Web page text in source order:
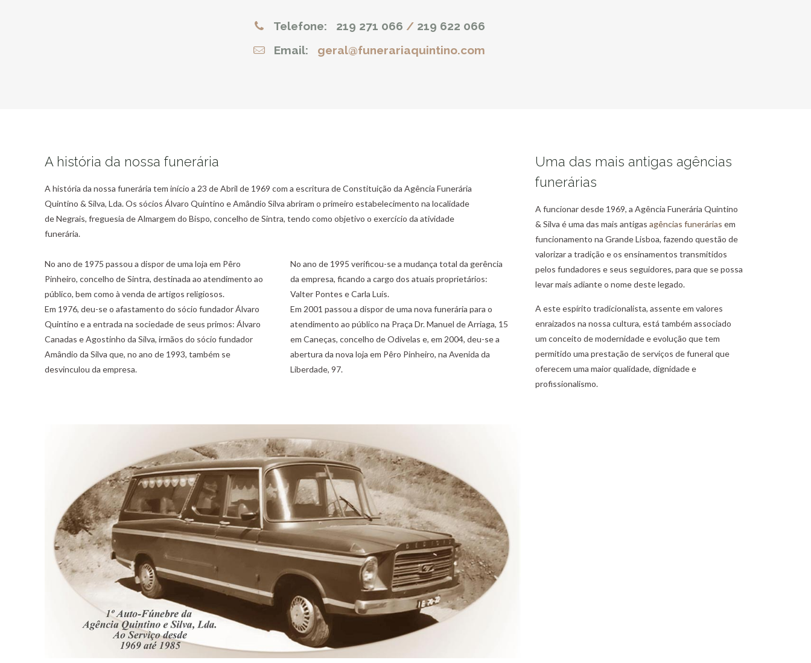
Telefone: 219 271 066 / 219 622 066
Email:
geral@funerariaquintino.com
A história da nossa funerária
A história da nossa funerária tem início a 23 de Abril de 1969 com a escritura de Constituição da Agência Funerária
Quintino & Silva, Lda. Os sócios Álvaro Quintino e Amândio Silva abriram o primeiro estabelecimento na localidade
de Negrais, freguesia de Almargem do Bispo, concelho de Sintra, tendo como objetivo o exercício da atividade
funerária.
No ano de 1975 passou a dispor de uma loja em Pêro
Pinheiro, concelho de Sintra, destinada ao atendimento ao
público, bem como à venda de artigos religiosos.
Em 1976, deu-se o afastamento do sócio fundador Álvaro
Quintino e a entrada na sociedade de seus primos: Álvaro
Canadas e Agostinho da Silva, irmãos do sócio fundador
Amândio da Silva que, no ano de 1993, também se
desvinculou da empresa.
No ano de 1995 verificou-se a mudança total da gerência
da empresa, ficando a cargo dos atuais proprietários:
Valter Pontes e Carla Luís.
Em 2001 passou a dispor de uma nova funerária para o
atendimento ao público na Praça Dr. Manuel de Arriaga, 15
em Caneças, concelho de Odivelas e, em 2004, deu-se a
abertura da nova loja em Pêro Pinheiro, na Avenida da
Liberdade, 97.
Uma das mais antigas agências
funerárias
A funcionar desde 1969, a Agência Funerária Quintino
& Silva é uma das mais antigas agências funerárias em
funcionamento na Grande Lisboa, fazendo questão de
valorizar a tradição e os ensinamentos transmitidos
pelos fundadores e seus seguidores, para que se possa
levar mais adiante o nome deste legado.
A este espírito tradicionalista, assente em valores
enraizados na nossa cultura, está também associado
um conceito de modernidade e evolução que tem
permitido uma prestação de serviços de funeral que
oferecem uma maior qualidade, dignidade e
profissionalismo.